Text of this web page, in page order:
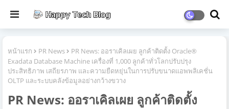
หน้าแรก PR News
PR News: ออราเคิลเผย ลูกค้าติดตั้ง Oracle®
Exadata Database Machine เครื่องที่ 1,000 ลูกค้าทั่วโลกปรับปรุง
ประสิทธิภาพ เสถียรภาพ และความยืดหยุ่นในการปรับขนาดแอพพลิเคชั่น
OLTP และระบบคลังข้อมูลอย่างกว้างขวาง
PR News: ออราเคิลเผย ลูกค้าติดตั้ง